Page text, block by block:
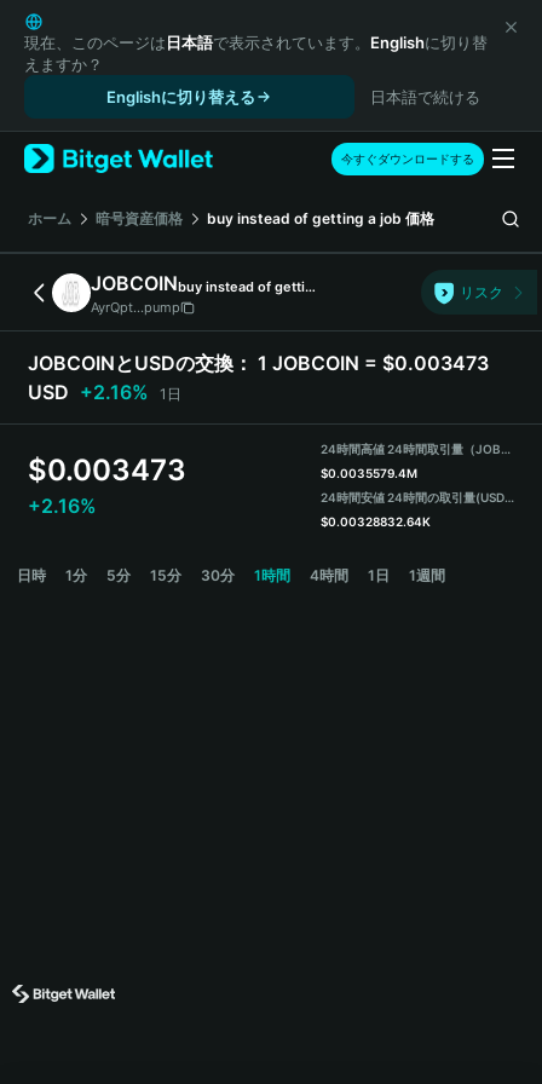
English
日本語
Tiếng Việt
Español (Latinoamérica)
Türkçe
Français
Deutsch
简体中文
繁體中文
Português (Portugal)
Bahasa Indonesia
ภาษาไทย
हिन्दी
Español
Português (Brasil)
現在、このページは日本語で表示されています。 Englishに切り替
えますか？
Englishに切り替える
日本語で続ける
今すぐダウンロードする
ホーム 暗号資産価格 buy instead of getting a job 価格
JOBCOIN
buy instead of getting a job
AyrQpt...pump
リスク
JOBCOINとUSDの交換： 1 JOBCOIN = $0.003473
USD +2.16% 1日
$0.003473
+2.16%
24時間高値
$0.003557
24時間安値
$0.003288
24時間取引量（JOBCOIN）
9.4M
24時間の取引量(USDT)
32.64K
日時 1分 5分 15分 30分 1時間 4時間 1日 1週間